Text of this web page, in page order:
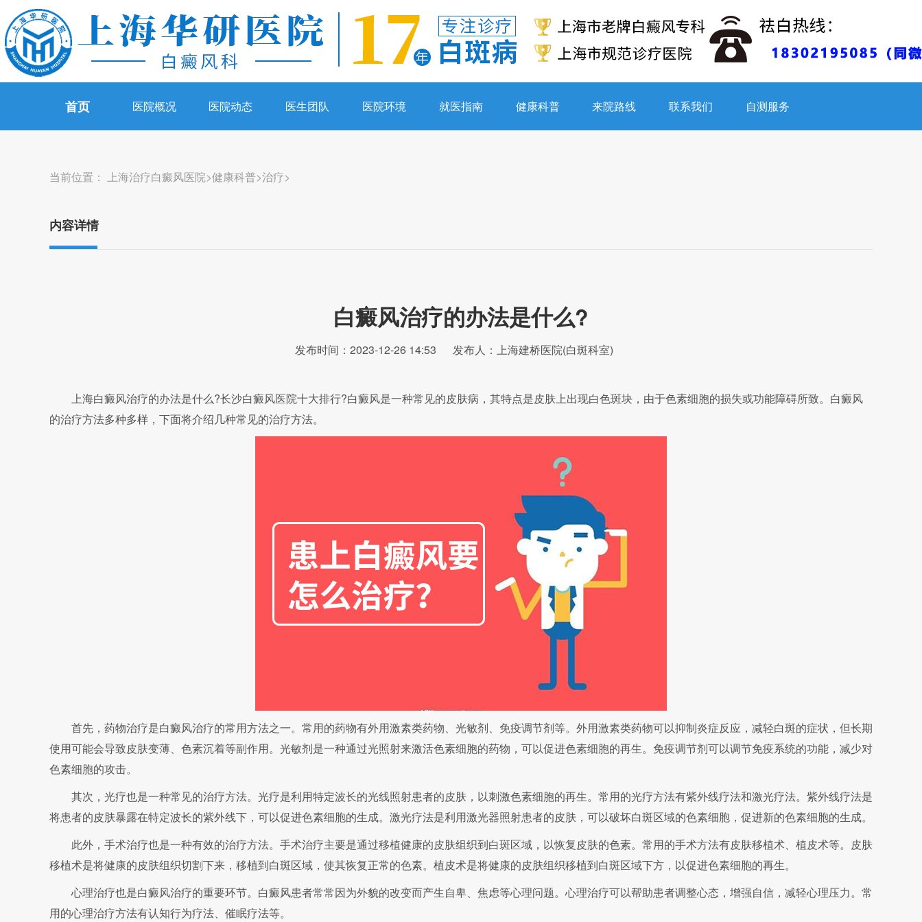
首页 医院概况 医院动态 医生团队 医院环境 就医指南 健康科普 来院路线 联系我们 自测服务
当前位置： 上海治疗白癜风医院>健康科普>治疗>
内容详情
白癜风治疗的办法是什么?
发布时间：2023-12-26 14:53 发布人：上海建桥医院(白斑科室)
上海白癜风治疗的办法是什么?长沙白癜风医院十大排行?白癜风是一种常见的皮肤病，其特点是皮肤上出现白色斑块，由于色素细胞的损失或功能障碍所致。白癜风
的治疗方法多种多样，下面将介绍几种常见的治疗方法。
首先，药物治疗是白癜风治疗的常用方法之一。常用的药物有外用激素类药物、光敏剂、免疫调节剂等。外用激素类药物可以抑制炎症反应，减轻白斑的症状，但长期
使用可能会导致皮肤变薄、色素沉着等副作用。光敏剂是一种通过光照射来激活色素细胞的药物，可以促进色素细胞的再生。免疫调节剂可以调节免疫系统的功能，减少对
色素细胞的攻击。
其次，光疗也是一种常见的治疗方法。光疗是利用特定波长的光线照射患者的皮肤，以刺激色素细胞的再生。常用的光疗方法有紫外线疗法和激光疗法。紫外线疗法是
将患者的皮肤暴露在特定波长的紫外线下，可以促进色素细胞的生成。激光疗法是利用激光器照射患者的皮肤，可以破坏白斑区域的色素细胞，促进新的色素细胞的生成。
此外，手术治疗也是一种有效的治疗方法。手术治疗主要是通过移植健康的皮肤组织到白斑区域，以恢复皮肤的色素。常用的手术方法有皮肤移植术、植皮术等。皮肤
移植术是将健康的皮肤组织切割下来，移植到白斑区域，使其恢复正常的色素。植皮术是将健康的皮肤组织移植到白斑区域下方，以促进色素细胞的再生。
心理治疗也是白癜风治疗的重要环节。白癜风患者常常因为外貌的改变而产生自卑、焦虑等心理问题。心理治疗可以帮助患者调整心态，增强自信，减轻心理压力。常
用的心理治疗方法有认知行为疗法、催眠疗法等。